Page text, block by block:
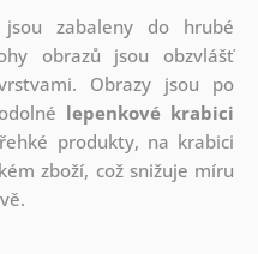
zabaleny do hrubé
obrazů jsou obzvlášť
Obrazy jsou po
lepenkové krabici
produkty, na krabici
zboží, což snižuje míru